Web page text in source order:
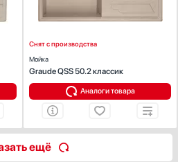
Снят с производства
Мойка
Graude QSS 50.2 классик
Аналоги товара
ещё